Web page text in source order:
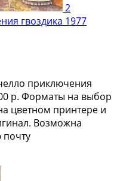
2
гвоздика 1977
приключения
р. Форматы на выбор
цветном принтере и
Возможна
почту